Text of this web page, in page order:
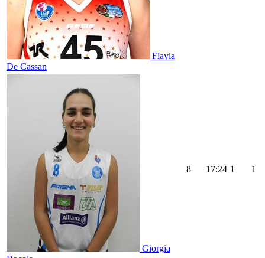
Flavia
De Cassan
Giorgia
8 17:24 1 1